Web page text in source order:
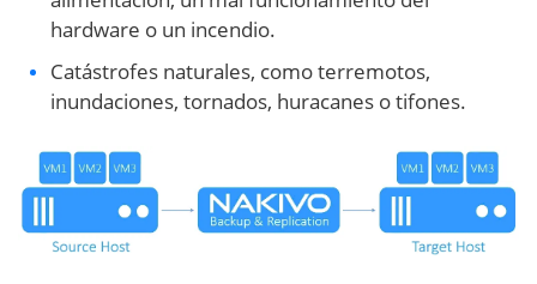
hardware o un incendio.
Catástrofes naturales, como terremotos,
inundaciones, tornados, huracanes o tifones.